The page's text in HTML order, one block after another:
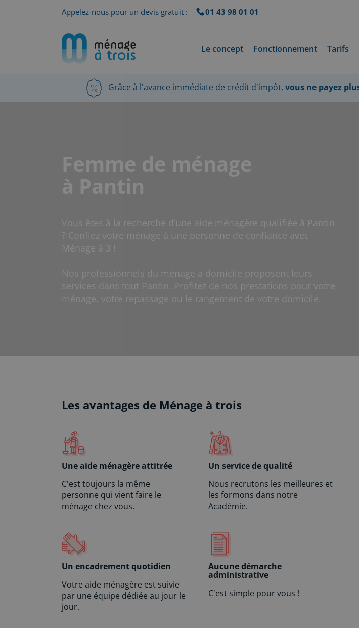
Appelez-nous pour un devis gratuit : 01 43 98 01 01
Le concept Fonctionnement Tarifs
Grâce à l'avance immédiate de crédit d'impôt, vous ne payez
Femme de ménage
à Pantin
Vous êtes à la recherche d’une aide ménagère qualifiée à Pantin
? Confiez votre ménage à une personne de confiance avec
Ménage à 3 !
Nos professionnels du ménage à domicile proposent leurs
services dans tout Pantin. Profitez de nos prestations pour votre
ménage, votre repassage ou le rangement de votre domicile.
Les avantages de Ménage à trois
Une aide ménagère attitrée
C'est toujours la même
personne qui vient faire le
ménage chez vous.
Un service de qualité
Nous recrutons les meilleures et
les formons dans notre
Académie.
Un encadrement quotidien
Votre aide ménagère est suivie
par une équipe dédiée au jour le
jour.
Aucune démarche
administrative
C'est simple pour vous !